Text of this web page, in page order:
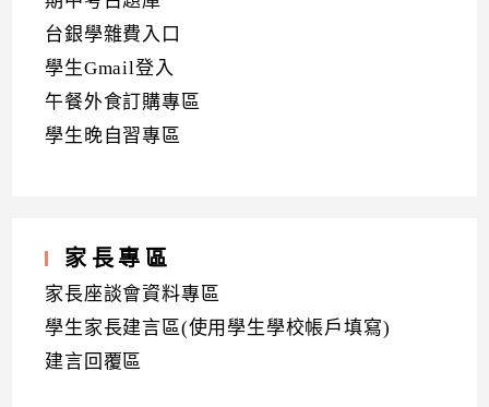
台銀學雜費入口
學生Gmail登入
午餐外食訂購專區
學生晚自習專區
家長專區
家長座談會資料專區
學生家長建言區(使用學生學校帳戶填寫)
建言回覆區